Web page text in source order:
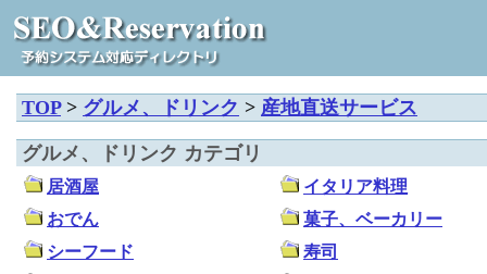
TOP> グルメ、ドリンク > 産地直送サービス
グルメ、ドリンク カテゴリ
居酒屋
イタリア料理
おでん
菓子、ベーカリー
シーフード
寿司